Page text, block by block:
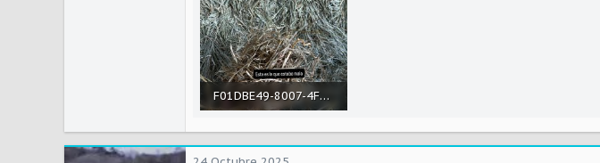
F01DBE49-8007-4F01-939B-BAD4D6C3690B.jpeg